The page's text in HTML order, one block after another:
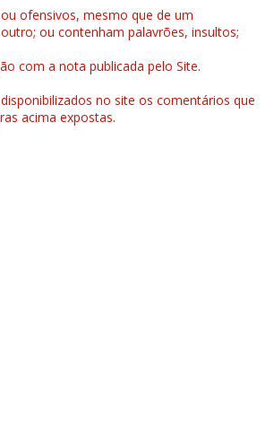
ofensivos, mesmo que de um
ou contenham palavrões, insultos;
com a nota publicada pelo Site.
no site os comentários que
acima expostas.